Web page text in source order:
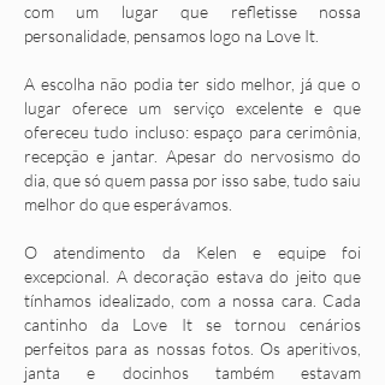
com um lugar que refletisse nossa
personalidade, pensamos logo na Love It.
A escolha não podia ter sido melhor, já que o
lugar oferece um serviço excelente e que
ofereceu tudo incluso: espaço para cerimônia,
recepção e jantar. Apesar do nervosismo do
dia, que só quem passa por isso sabe, tudo saiu
melhor do que esperávamos.
O atendimento da Kelen e equipe foi
excepcional. A decoração estava do jeito que
tínhamos idealizado, com a nossa cara. Cada
cantinho da Love It se tornou cenários
perfeitos para as nossas fotos. Os aperitivos,
janta e docinhos também estavam